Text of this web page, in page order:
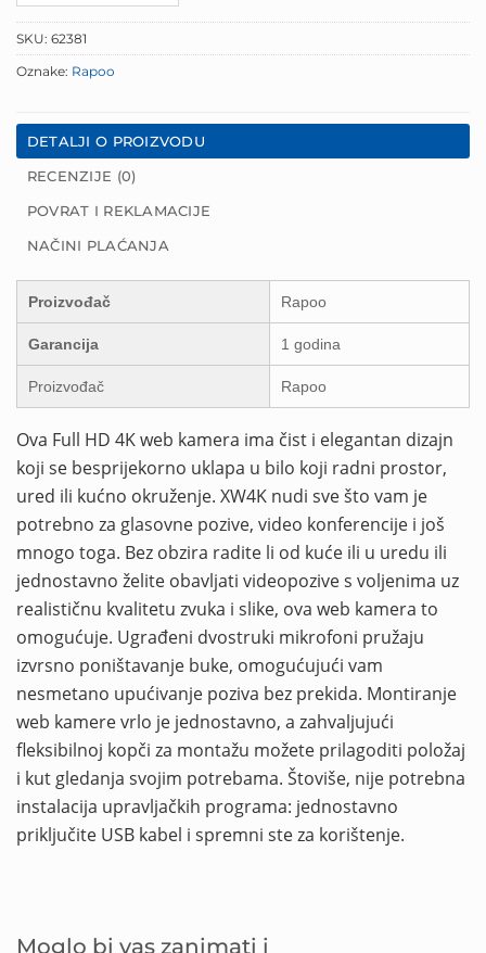
SKU: 62381
Oznake: Rapoo
DETALJI O PROIZVODU
RECENZIJE (0)
POVRAT I REKLAMACIJE
NAČINI PLAĆANJA
Proizvođač Rapoo
Garancija 1 godina
Proizvođač Rapoo
Ova Full HD 4K web kamera ima čist i elegantan dizajn
koji se besprijekorno uklapa u bilo koji radni prostor,
ured ili kućno okruženje. XW4K nudi sve što vam je
potrebno za glasovne pozive, video konferencije i još
mnogo toga. Bez obzira radite li od kuće ili u uredu ili
jednostavno želite obavljati videopozive s voljenima uz
realističnu kvalitetu zvuka i slike, ova web kamera to
omogućuje. Ugrađeni dvostruki mikrofoni pružaju
izvrsno poništavanje buke, omogućujući vam
nesmetano upućivanje poziva bez prekida. Montiranje
web kamere vrlo je jednostavno, a zahvaljujući
fleksibilnoj kopči za montažu možete prilagoditi položaj
i kut gledanja svojim potrebama. Štoviše, nije potrebna
instalacija upravljačkih programa: jednostavno
priključite USB kabel i spremni ste za korištenje.
Moglo bi vas zanimati i